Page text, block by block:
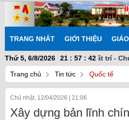
TRANG NHẤT GIỚI THIỆU
Thứ 5, 6/8/2026
21 : 57 : 43
vàng - Đoàn kết nhất trí - Chủ
Trang chủ Tin tức Quốc tế
Chủ nhật, 12/04/2026 21:06
Xây dựng bản lĩnh